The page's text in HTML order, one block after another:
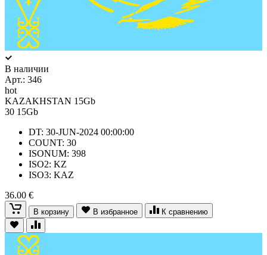
В наличии
Арт.: 346
hot
KAZAKHSTAN 15Gb
30 15Gb
DT: 30-JUN-2024 00:00:00
COUNT: 30
ISONUM: 398
ISO2: KZ
ISO3: KAZ
36.00 €
В корзину В избранное К сравнению